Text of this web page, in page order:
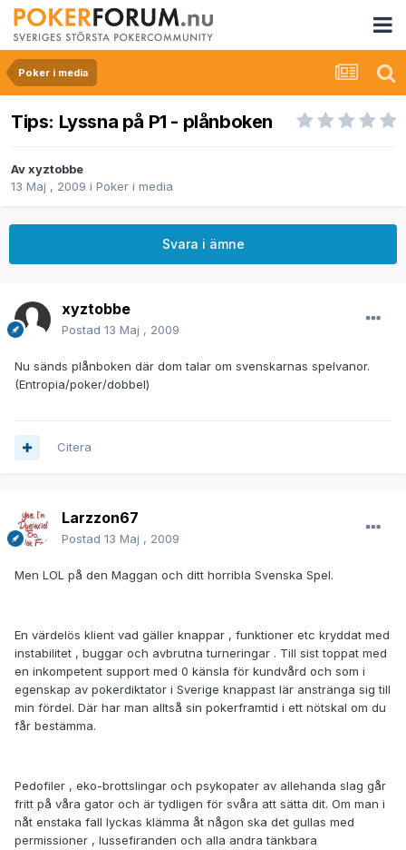
Poker i media
Tips: Lyssna på P1 - plånboken
Avxyztobbe
13 Maj , 2009 i Poker i media
Svara i ämne
xyztobbe
Postad 13 Maj , 2009
Nu sänds plånboken där dom talar om svenskarnas spelvanor.
(Entropia/poker/dobbel)
Citera
Larzzon67
Postad 13 Maj , 2009
Men LOL på den Maggan och ditt horribla Svenska Spel.
En värdelös klient vad gäller knappar , funktioner etc kryddat med
instabilitet , buggar och avbrutna turneringar . Till sist toppat med
en inkompetent support med 0 känsla för kundvård och som i
egenskap av pokerdiktator i Sverige knappast lär anstränga sig till
min fördel. Där har man alltså sin pokerframtid i ett nötskal om du
får bestämma.
Pedofiler , eko-brottslingar och psykopater av allehanda slag går
fritt på våra gator och är tydligen för svåra att sätta dit. Om man i
nåt enstaka fall lyckas klämma åt någon ska det gullas med
permissioner , lussefiranden och alla andra tänkbara